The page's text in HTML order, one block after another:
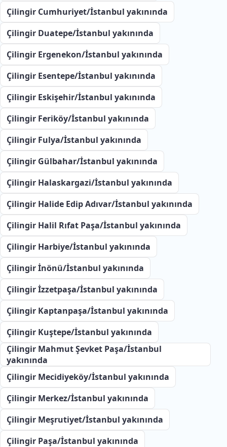
Çilingir Cumhuriyet/İstanbul yakınında
Çilingir Duatepe/İstanbul yakınında
Çilingir Ergenekon/İstanbul yakınında
Çilingir Esentepe/İstanbul yakınında
Çilingir Eskişehir/İstanbul yakınında
Çilingir Feriköy/İstanbul yakınında
Çilingir Fulya/İstanbul yakınında
Çilingir Gülbahar/İstanbul yakınında
Çilingir Halaskargazi/İstanbul yakınında
Çilingir Halide Edip Adıvar/İstanbul yakınında
Çilingir Halil Rıfat Paşa/İstanbul yakınında
Çilingir Harbiye/İstanbul yakınında
Çilingir İnönü/İstanbul yakınında
Çilingir İzzetpaşa/İstanbul yakınında
Çilingir Kaptanpaşa/İstanbul yakınında
Çilingir Kuştepe/İstanbul yakınında
Çilingir Mahmut Şevket Paşa/İstanbul
yakınında
Çilingir Mecidiyeköy/İstanbul yakınında
Çilingir Merkez/İstanbul yakınında
Çilingir Meşrutiyet/İstanbul yakınında
Çilingir Paşa/İstanbul yakınında